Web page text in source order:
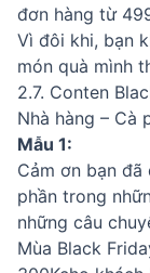
đơn hàng từ
Vì đôi khi, bạn
món quà mình
2.7. Conten
Nhà hàng – Cà
Mẫu 1:
Cảm ơn bạn
phần trong
những câu
Mùa Black